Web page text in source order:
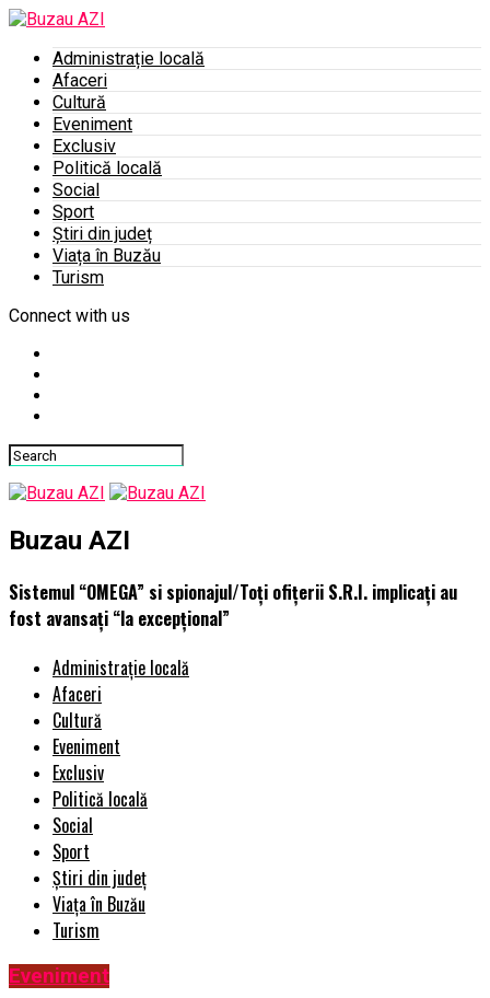
Administrație locală
Afaceri
Cultură
Eveniment
Exclusiv
Politică locală
Social
Sport
Știri din județ
Viața în Buzău
Turism
Connect with us
Buzau AZI
Sistemul “OMEGA” si spionajul/Toţi ofiţerii S.R.I. implicaţi au
fost avansaţi “la excepţional”
Administrație locală
Afaceri
Cultură
Eveniment
Exclusiv
Politică locală
Social
Sport
Știri din județ
Viața în Buzău
Turism
Eveniment